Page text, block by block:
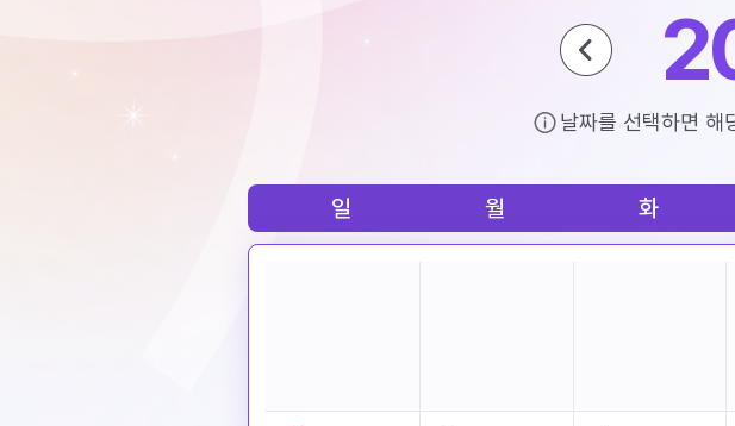
날짜를 선택하면 해
일 월 화